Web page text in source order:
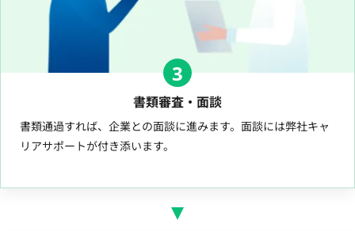
3
書類審査・面談
書類通過すれば、企業との面談に進みます。面談には弊社キャ
リアサポートが付き添います。